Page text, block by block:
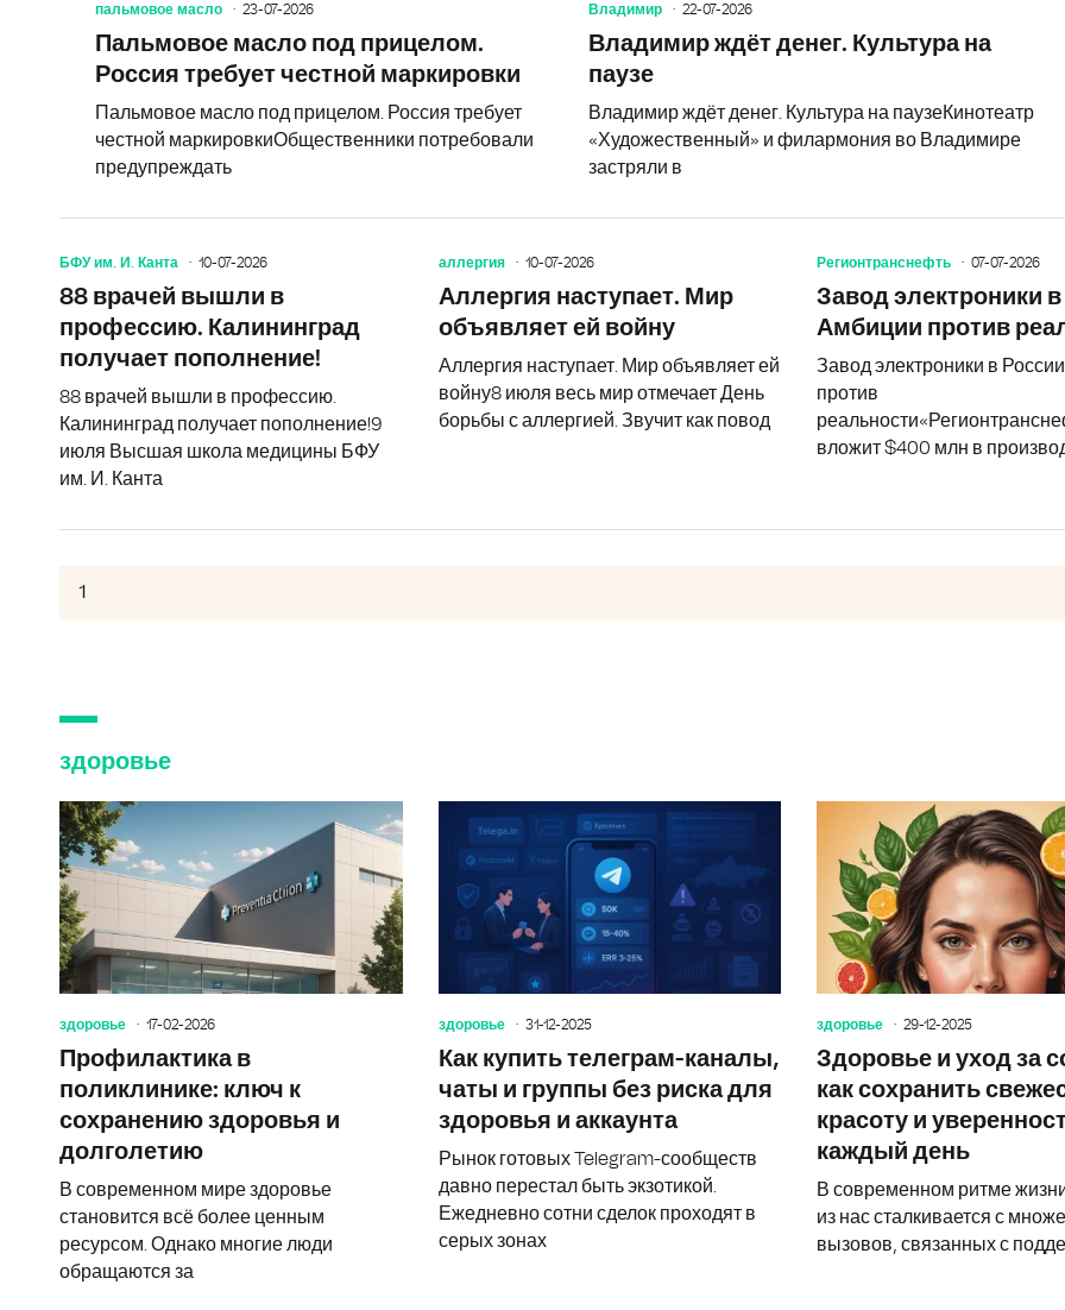
пальмовое масло 23-07-2026
Пальмовое масло под прицелом.
Россия требует честной маркировки
Пальмовое масло под прицелом. Россия требует
честной маркировкиОбщественники потребовали
предупреждать
Владимир 22-07-2026
Владимир ждёт денег. Культура на
паузе
Владимир ждёт денег. Культура на паузеКинотеатр
«Художественный» и филармония во Владимире
застряли в
БФУ им. И. Канта 10-07-2026
88 врачей вышли в
профессию. Калининград
получает пополнение!
88 врачей вышли в профессию.
Калининград получает пополнение!9
июля Высшая школа медицины БФУ
им. И. Канта
88 врачей вышли в профессию.
аллергия 10-07-2026
Аллергия наступает. Мир
объявляет ей войну
Аллергия наступает. Мир объявляет ей
войну8 июля весь мир отмечает День
борьбы с аллергией. Звучит как повод
Регионтранснефть 07-07-2026
Завод электроники
Амбиции против
Завод электроники в
против
вложит $400 млн в
здоровье
здоровье 17-02-2026
Профилактика в
поликлинике: ключ к
сохранению здоровья и
долголетию
В современном мире здоровье
становится всё более ценным
ресурсом. Однако многие люди
обращаются за
Профилактика в поликлинике: ключ
здоровье 31-12-2025
Как купить телеграм-каналы,
чаты и группы без риска для
здоровья и аккаунта
Рынок готовых Telegram-сообществ
давно перестал быть экзотикой.
Ежедневно сотни сделок проходят в
серых зонах
здоровье 29-12-2025
Здоровье и уход за
как сохранить
красоту и
каждый день
В современном ритме
из нас сталкивается с
вызовов, связанных с